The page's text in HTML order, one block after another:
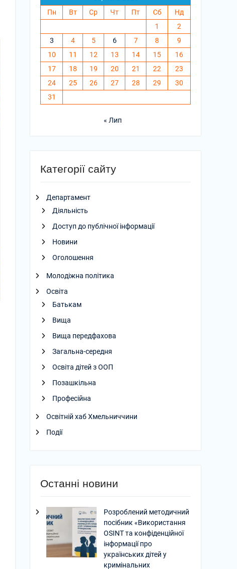
Пн
Вт Ср Чт Пт Сб
Нд
1
2
3
4 5 6 7 8
9
10
11 12 13 14 15
16
17
18 19 20 21 22
23
24
25 26 27 28 29
30
31
« Лип
Категорії сайту
Департамент
Діяльність
Доступ до публічної інформації
Новини
Оголошення
Молодіжна політика
Освіта
Батькам
Вища
Вища передфахова
Загальна-середня
Освіта дітей з ООП
Позашкільна
Професійна
Освітній хаб Хмельниччини
Події
Останні новини
Розроблений методичний
посібник «Використання
OSINT та конфіденційної
інформації про
українських дітей у
кримінальних